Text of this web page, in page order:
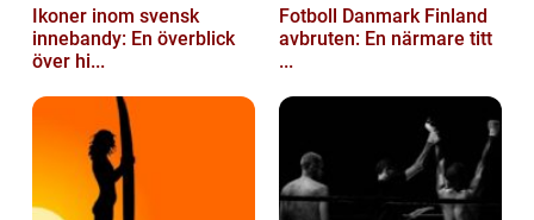
Ikoner inom svensk
innebandy: En överblick
över hi...
Fotboll Danmark Finland
avbruten: En närmare titt
...